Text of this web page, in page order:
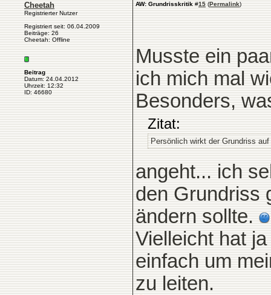
Cheetah
Registrierter Nutzer
Registriert seit: 06.04.2009
Beiträge: 26
Cheetah: Offline
Beitrag
Datum: 24.04.2012
Uhrzeit: 12:32
ID: 46680
AW: Grundrisskritik #15 (Permalink)
Musste ein
ich mich mal
Besonders,
Zitat:
Persönlich wirkt der Grundriss
angeht... ich
den Grundriss
ändern sollte.
Vielleicht hat
einfach um
zu leiten.